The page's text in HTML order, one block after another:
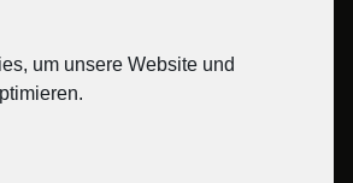
um unsere Website und